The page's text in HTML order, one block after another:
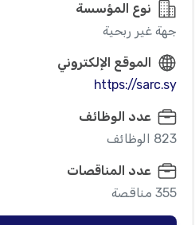
نوع المؤسسة
جهة غير ربحية
الموقع الإلكتروني
https://sarc.sy
عدد الوظائف
823 الوظائف
عدد المناقصات
355 مناقصة